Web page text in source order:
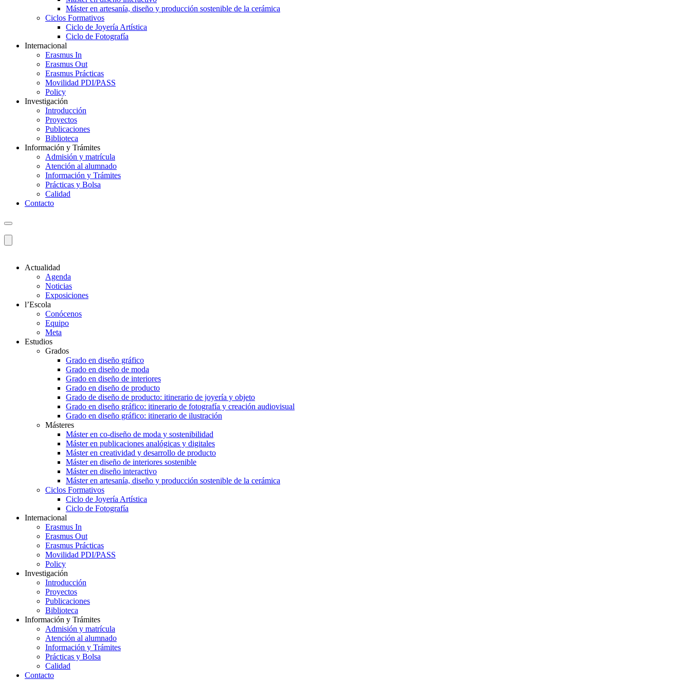
Máster en artesanía, diseño y producción sostenible de la cerámica
Ciclos Formativos
Ciclo de Joyería Artística
Ciclo de Fotografía
Internacional
Erasmus In
Erasmus Out
Erasmus Prácticas
Movilidad PDI/PASS
Policy
Investigación
Introducción
Proyectos
Publicaciones
Biblioteca
Información y Trámites
Admisión y matrícula
Atención al alumnado
Información y Trámites
Prácticas y Bolsa
Calidad
Contacto
Actualidad
Agenda
Noticias
Exposiciones
l’Escola
Conócenos
Equipo
Meta
Estudios
Grados
Grado en diseño gráfico
Grado en diseño de moda
Grado en diseño de interiores
Grado en diseño de producto
Grado de diseño de producto: itinerario de joyería y objeto
Grado en diseño gráfico: itinerario de fotografía y creación audiovisual
Grado en diseño gráfico: itinerario de ilustración
Másteres
Máster en co-diseño de moda y sostenibilidad
Máster en publicaciones analógicas y digitales
Máster en creatividad y desarrollo de producto
Máster en diseño de interiores sostenible
Máster en diseño interactivo
Máster en artesanía, diseño y producción sostenible de la cerámica
Ciclos Formativos
Ciclo de Joyería Artística
Ciclo de Fotografía
Internacional
Erasmus In
Erasmus Out
Erasmus Prácticas
Movilidad PDI/PASS
Policy
Investigación
Introducción
Proyectos
Publicaciones
Biblioteca
Información y Trámites
Admisión y matrícula
Atención al alumnado
Información y Trámites
Prácticas y Bolsa
Calidad
Contacto